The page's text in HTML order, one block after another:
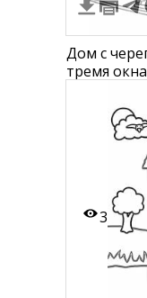
Дом с
тремя
3